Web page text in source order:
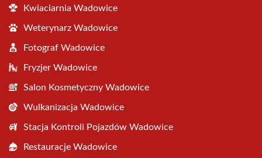
Kwiaciarnia Wadowice
Weterynarz Wadowice
Fotograf Wadowice
Fryzjer Wadowice
Salon Kosmetyczny Wadowice
Wulkanizacja Wadowice
Stacja Kontroli Pojazdów Wadowice
Restauracje Wadowice